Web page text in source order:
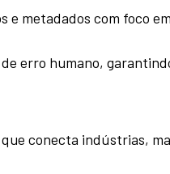
metadados com foco
erro humano,
conecta indústrias,